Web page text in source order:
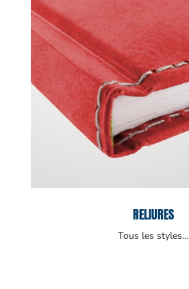
RELIURES
Tous les styles…